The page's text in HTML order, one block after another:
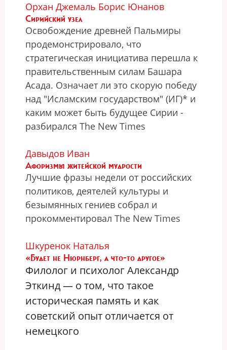
Орхан Джемаль Борис Юнанов
Сирийский узел
Освобождение древней Пальмиры
продемонстрировало, что
стратегическая инициатива перешла к
правительственным силам Башара
Асада. Означает ли это скорую победу
над "Исламским государством" (ИГ)* и
каким может быть будущее Сирии -
разбирался The New Times
Давыдов Иван
Афоризмы житейской мудрости
Лучшие фразы недели от российских
политиков, деятелей культуры и
безымянных гениев cобрал и
прокомментировал The New Times
Шкуренок Наталья
«Будет не Нюрнберг, а что-то другое»
Филолог и психолог Александр
Эткинд — о том, что такое
историческая память и как
советский опыт отличается от
немецкого